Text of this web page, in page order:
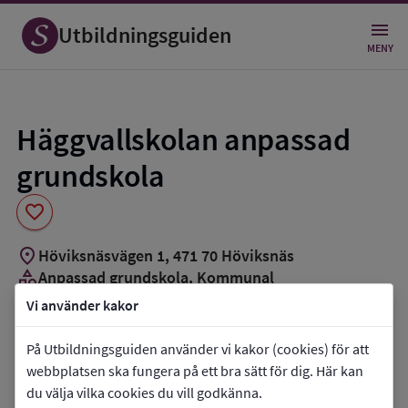
Vi använder kakor
På Utbildningsguiden använder vi kakor (cookies) för att
webbplatsen ska fungera på ett bra sätt för dig. Här kan
du välja vilka cookies du vill godkänna.
Utbildningsguiden MENY
Häggvallskolan anpassad
grundskola
favorite
Spara
som
favorit
location_on Höviksnäsvägen 1, 471 70 Höviksnäs
categoryAnpassad grundskola, Kommunal
Vill du kontakta skolan?
phoneTelefon:0304-601900
mail E-post: barn.utbildning@tjorn.se